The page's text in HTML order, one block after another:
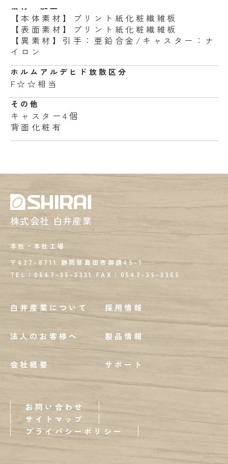
素材・加工
【本体素材】プリント紙化粧繊維板
【表面素材】プリント紙化粧繊維板
【異素材】引手：亜鉛合金/キャスター：ナ
イロン
ホルムアルデヒド 放散区分
F☆☆相当
その他
キャスター4個
背面化粧有
株式会社 白井産業
本社・本社工場
〒427-8711 静岡県島田市御請45-1
TEL：0547-35-3331
FAX： 0547-35-3365
白井産業について
法人のお客様へ
会社概要
採用情報
製品情報
サポート
お問い合わせ
サイトマップ
プライバシーポリシー